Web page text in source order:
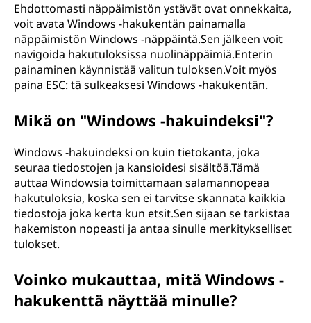
Ehdottomasti näppäimistön ystävät ovat onnekkaita,
voit avata Windows -hakukentän painamalla
näppäimistön Windows -näppäintä.Sen jälkeen voit
navigoida hakutuloksissa nuolinäppäimiä.Enterin
painaminen käynnistää valitun tuloksen.Voit myös
paina ESC: tä sulkeaksesi Windows -hakukentän.
Mikä on "Windows -hakuindeksi"?
Windows -hakuindeksi on kuin tietokanta, joka
seuraa tiedostojen ja kansioidesi sisältöä.Tämä
auttaa Windowsia toimittamaan salamannopeaa
hakutuloksia, koska sen ei tarvitse skannata kaikkia
tiedostoja joka kerta kun etsit.Sen sijaan se tarkistaa
hakemiston nopeasti ja antaa sinulle merkitykselliset
tulokset.
Voinko mukauttaa, mitä Windows -
hakukenttä näyttää minulle?